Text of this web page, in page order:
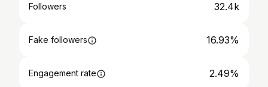
Followers 32.4k
Fake followers 16.93%
Engagement rate 2.49%